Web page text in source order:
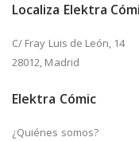
Localiza Elektra
C/ Fray Luis de León, 14
28012, Madrid
Elektra Cómic
¿Quiénes somos?